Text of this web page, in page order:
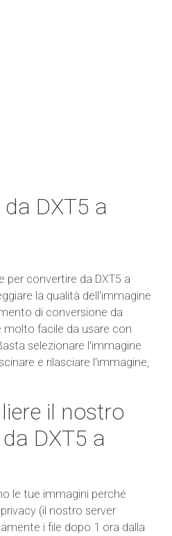
DXT5 a
per convertire da DXT5 a
la qualità dell'immagine
di conversione da
molto facile da usare con
selezionare l'immagine
e rilasciare l'immagine,
il nostro
DXT5 a
le tue immagini perché
(il nostro server
i file dopo 1 ora dalla